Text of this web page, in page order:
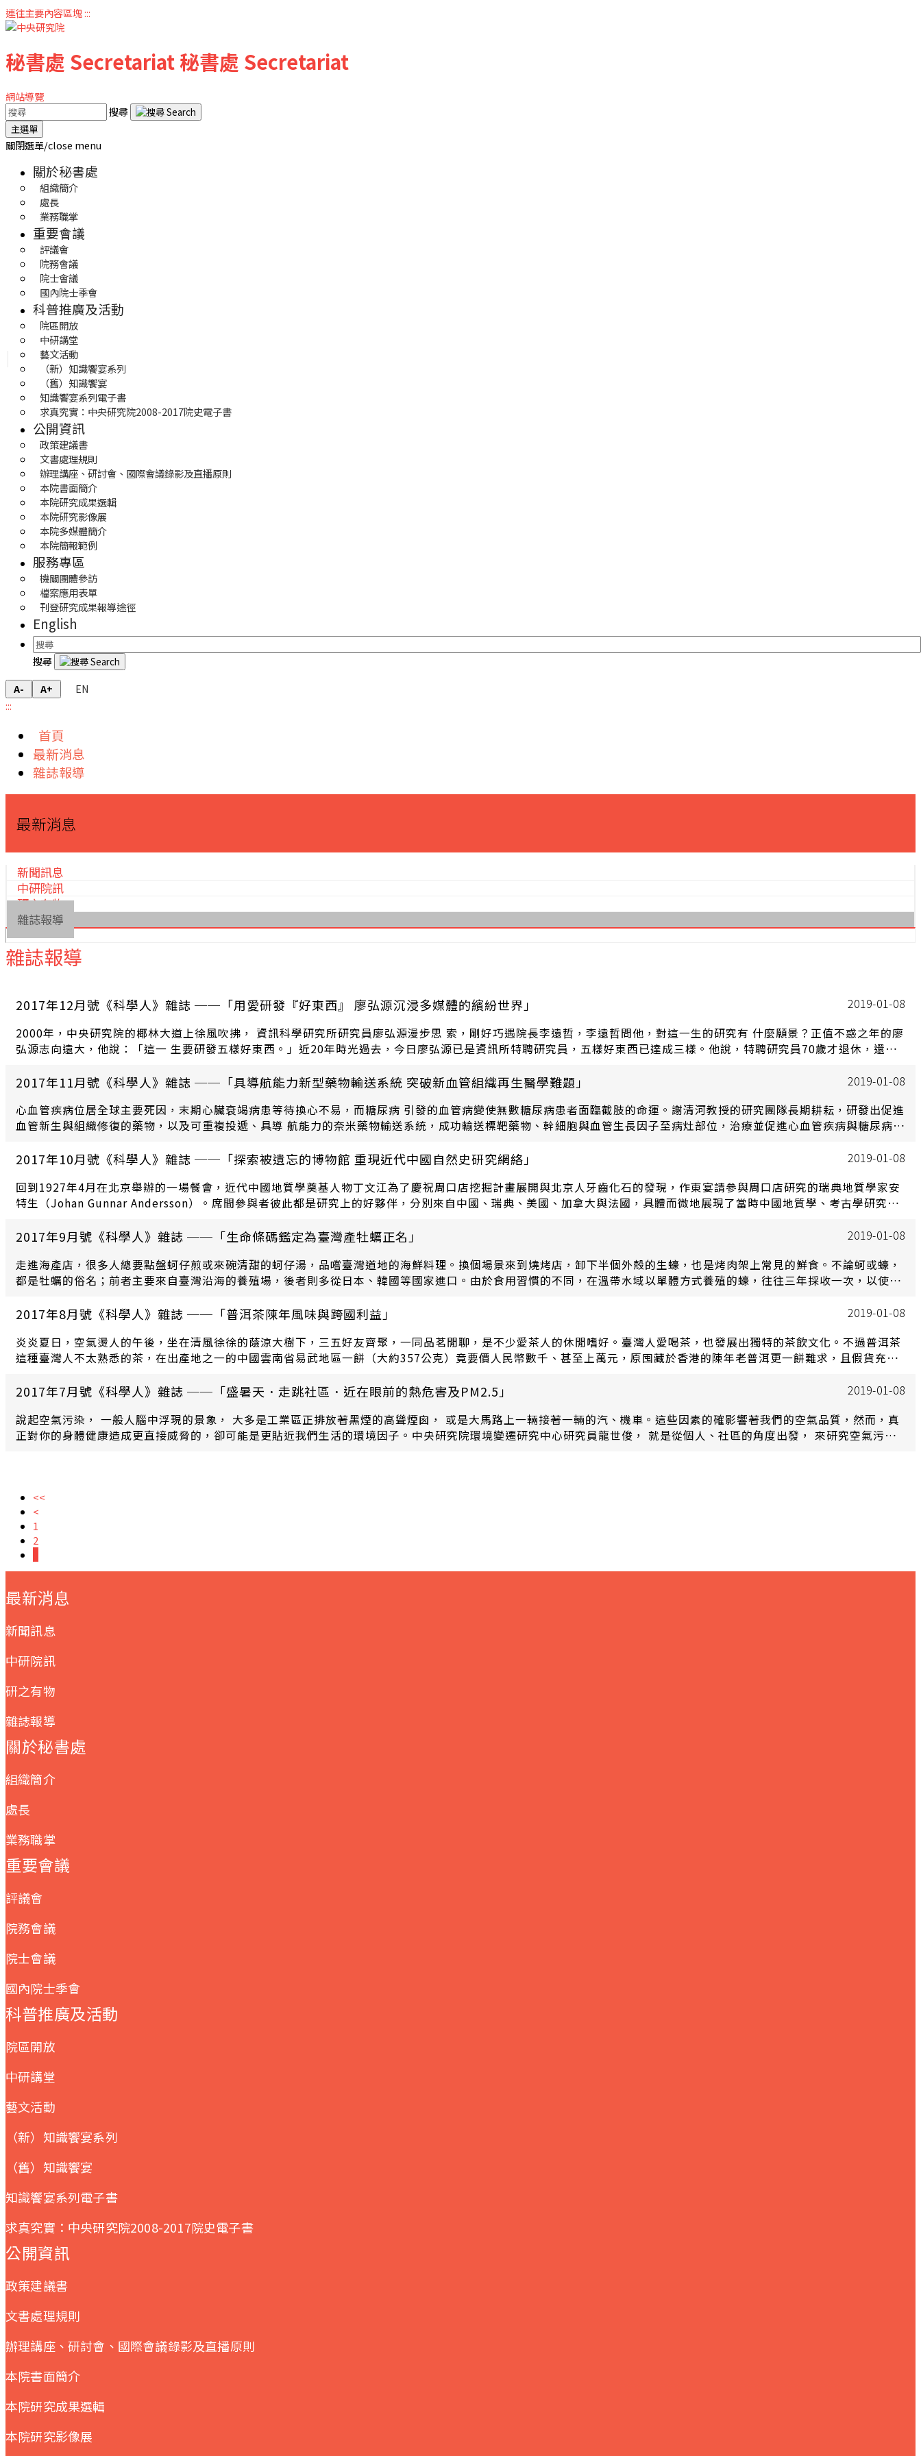
連往主要內容區塊:::
秘書處 Secretariat秘書處 Secretariat
網站導覽
搜尋
主選單
關閉選單/close menu
關於秘書處
組織簡介
處長
業務職掌
重要會議
評議會
院務會議
院士會議
國內院士季會
科普推廣及活動
院區開放
中研講堂
藝文活動
（新）知識饗宴系列
（舊）知識饗宴
知識饗宴系列電子書
求真究實：中央研究院2008-2017院史電子書
公開資訊
政策建議書
文書處理規則
辦理講座、研討會、國際會議錄影及直播原則
本院書面簡介
本院研究成果選輯
本院研究影像展
本院多媒體簡介
本院簡報範例
服務專區
機關團體參訪
檔案應用表單
刊登研究成果報導途徑
English
搜尋
A- A+
EN
:::
首頁
最新消息
雜誌報導
最新消息
新聞訊息
中研院訊
研之有物
雜誌報導
雜誌報導
2017年12月號《科學人》雜誌 ──「用愛研發『好東西』 廖弘源沉浸多媒體的繽紛世界」
2019-01-08
2000年，中央研究院的椰林大道上徐風吹拂， 資訊科學研究所研究員廖弘源漫步思 索，剛好巧遇院長李遠哲，李遠哲問他，對這一生的研究有 什麼願景？正值不惑之年的廖
弘源志向遠大，他說：「這一 生要研發五樣好東西。」近20年時光過去，今日廖弘源已是資訊所特聘研究員，五樣好東西已達成三樣。他說，特聘研究員70歲才退休，還有
2017年11月號《科學人》雜誌 ──「具導航能力新型藥物輸送系統 突破新血管組織再生醫學難題」
2019-01-08
心血管疾病位居全球主要死因，末期心臟衰竭病患等待換心不易，而糖尿病 引發的血管病變使無數糖尿病患者面臨截肢的命運。謝清河教授的研究團隊長期耕耘，研發出促進
血管新生與組織修復的藥物，以及可重複投遞、具導 航能力的奈米藥物輸送系統，成功輸送標靶藥物、幹細胞與血管生長因子至病灶部位，治療並促進心血管疾病與糖尿病患
2017年10月號《科學人》雜誌 ──「探索被遺忘的博物館 重現近代中國自然史研究網絡」
2019-01-08
回到1927年4月在北京舉辦的一場餐會，近代中國地質學奠基人物丁文江為了慶祝周口店挖掘計畫展開與北京人牙齒化石的發現，作東宴請參與周口店研究的瑞典地質學家安
特生（Johan Gunnar Andersson）。席間參與者彼此都是研究上的好夥伴，分別來自中國、瑞典、美國、加拿大與法國，具體而微地展現了當時中國地質學、考古學研究人
2017年9月號《科學人》雜誌 ──「生命條碼鑑定為臺灣產牡蠣正名」
2019-01-08
走進海產店，很多人總要點盤蚵仔煎或來碗清甜的蚵仔湯，品嚐臺灣道地的海鮮料理。換個場景來到燒烤店，卸下半個外殼的生蠔，也是烤肉架上常見的鮮食。不論蚵或蠔，
都是牡蠣的俗名；前者主要來自臺灣沿海的養殖場，後者則多從日本、韓國等國家進口。由於食用習慣的不同，在溫帶水域以單體方式養殖的蠔，往往三年採收一次，以使殼
2017年8月號《科學人》雜誌 ──「普洱茶陳年風味與跨國利益」
2019-01-08
炎炎夏日，空氣燙人的午後，坐在清風徐徐的蔭涼大樹下，三五好友齊聚，一同品茗閒聊，是不少愛茶人的休閒嗜好。臺灣人愛喝茶，也發展出獨特的茶飲文化。不過普洱茶
這種臺灣人不太熟悉的茶，在出產地之一的中國雲南省易武地區一餅（大約357公克）竟要價人民幣數千、甚至上萬元，原囤藏於香港的陳年老普洱更一餅難求，且假貨充
2017年7月號《科學人》雜誌 ──「盛暑天．走跳社區．近在眼前的熱危害及PM2.5」
2019-01-08
說起空氣污染， 一般人腦中浮現的景象， 大多是工業區正排放著黑煙的高聳煙囪， 或是大馬路上一輛接著一輛的汽、機車。這些因素的確影響著我們的空氣品質，然而，真
正對你的身體健康造成更直接威脅的，卻可能是更貼近我們生活的環境因子。中央研究院環境變遷研究中心研究員龍世俊， 就是從個人、社區的角度出發， 來研究空氣污
<<
<
1
2
最新消息
新聞訊息
中研院訊
研之有物
雜誌報導
關於秘書處
組織簡介
處長
業務職掌
重要會議
評議會
院務會議
院士會議
國內院士季會
科普推廣及活動
院區開放
中研講堂
藝文活動
（新）知識饗宴系列
（舊）知識饗宴
知識饗宴系列電子書
求真究實：中央研究院2008-2017院史電子書
公開資訊
政策建議書
文書處理規則
辦理講座、研討會、國際會議錄影及直播原則
本院書面簡介
本院研究成果選輯
本院研究影像展